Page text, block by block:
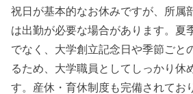
祝日が基本的なお休みですが、所属
は出勤が必要な場合があります。夏
でなく、大学創立記念日や季節ごと
るため、大学職員としてしっかり休
す。産休・育休制度も完備されてお